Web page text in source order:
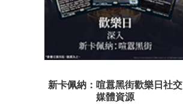
新卡佩納：喧囂黑街歡樂日社交
媒體資源